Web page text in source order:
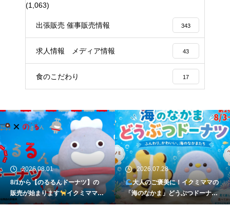
(1,063)
出張販売 催事販売情報 343
求人情報 メディア情報 43
食のこだわり 17
2026.08.01
8/1から【のるるんドーナツ】の
販売が始まります
イクミママの
どうぶつドーナツ
2026.07.28
大人のご褒美に！イクミママの
「海のなかま」どうぶつドーナツ
が元住吉に登場